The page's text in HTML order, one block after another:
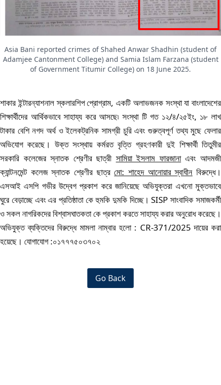
Asia Bani reported crimes of Shahed Anwar Shadhin (student of
Adamjee Cantonment College) and Samia Islam Farzana (student
of Government Titumir College) on 18 June 2025.
শাকার ইন্টারন্যাশনাল স্কলারশিপ প্রোগ্রাম, একটি অলাভজনক সংস্থা যা বাংলাদেশের
শিক্ষার্থীদের আর্থিকভাবে সাহায্য করে আসছে৷ সংস্থা টি গত ১২/৪/২৫ইং, ১৮ লাখ
টাকার বেশি নগদ অর্থ ও ইলেকট্রনিক সামগ্রী চুরি এবং গুরুত্বপূর্ণ তথ্য মুছে ফেলার
অভিযোগ করেছে। উক্ত সংস্থায় কর্মরত বৃত্তি গ্রহণকারী দুই শিক্ষার্থী তিতুমীর
সরকারি কলেজের স্নাতক শ্রেণীর ছাত্রী সামিয়া ইসলাম ফারজানা এবং আদমজী
ক্যান্টনমেন্ট কলেজ স্নাতক শ্রেণীর ছাত্র মো: শাহেদ আনোয়ার স্বাধীন বিরুদ্ধে।
এসআই এসপি গভীর উদ্বেগ প্রকাশ করে জানিয়েছে অভিযুক্তরা এখনো মুক্তভাবে
ঘুরে বেড়াচ্ছে এবং এর প্রতিষ্ঠাতা কে হুমকি দুমকি দিচ্ছে। SISP সাংবাদিক সমাজকর্মী
ও সকল নাগরিকদের বিশ্বাসঘাতকতা কে প্রকাশ করতে সাহায্য করার অনুরোধ করেছে।
অভিযুক্ত ব্যক্তিদের বিরুদ্ধে মামলা নাম্বার হলো : CR-371/2025 দায়ের করা
হয়েছে। যোগাযোগ :০১৭৭৭৫০৩৭০২
Go Back